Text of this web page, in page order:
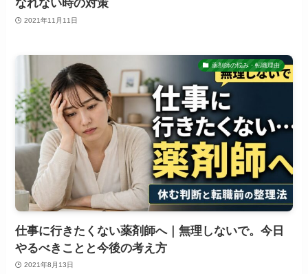
なれない時の対策
2021年11月11日
薬剤師の悩み・転職理由
仕事に行きたくない薬剤師へ｜無理しないで。今日
やるべきことと今後の考え方
2021年8月13日